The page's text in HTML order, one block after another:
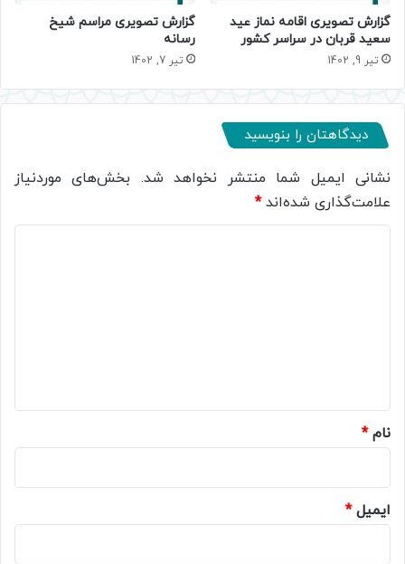
گزارش تصویری اقامه نماز عید
سعید قربان در سراسر کشور
تیر 9, 1402
گزارش تصویری مراسم شیخ
رسانه
تیر 7, 1402
دیدگاهتان را بنویسید
نشانی ایمیل شما منتشر نخواهد شد. بخش‌های موردنیاز
علامت‌گذاری شده‌اند*
نام*
ایمیل*